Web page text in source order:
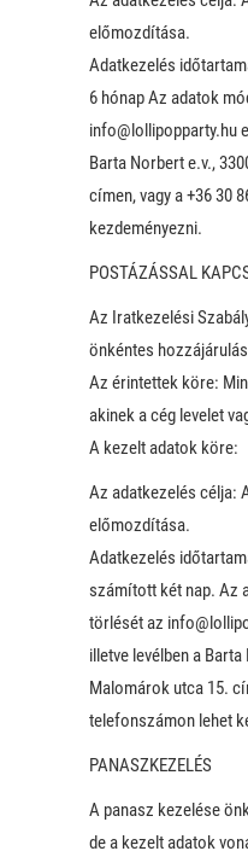
előmozdítása.
Adatkezelés
6 hónap Az adatok
info@lollipopparty.hu
Barta Norbert e.v.,
címen, vagy a +36 30
kezdeményezni.
POSTÁZÁSSAL
Az Iratkezelési
önkéntes
Az érintettek köre:
akinek a cég levelet
A kezelt adatok köre:
Az adatkezelés célja:
előmozdítása.
Adatkezelés
számított két nap. Az
törlését az
illetve levélben a
Malomárok utca 15.
telefonszámon lehet
PANASZKEZELÉS
A panasz kezelése
de a kezelt adatok